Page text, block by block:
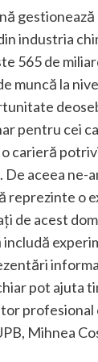
industria
565 de
muncă la
pentru cei
o carieră
aceea ne-
reprezinte o
de acest
pot ajuta
profesional
Mihnea